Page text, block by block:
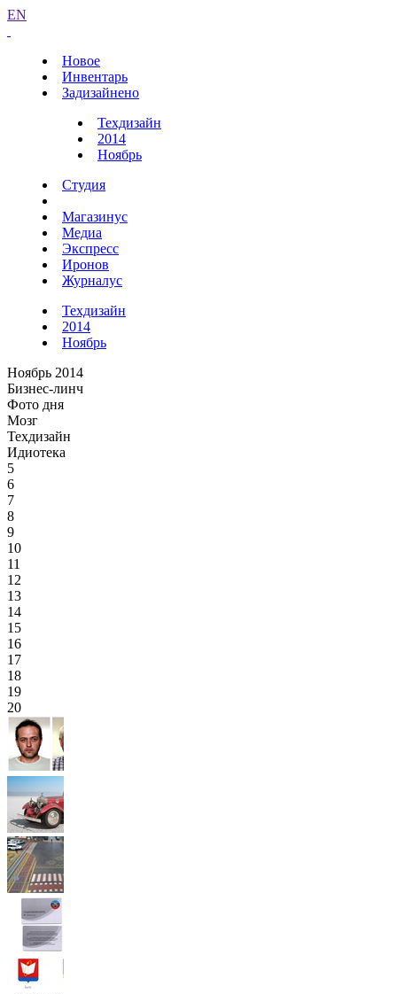
EN
Новое
Инвентарь
Задизайнено
Техдизайн
2014
Ноябрь
Студия
Магазинус
Медиа
Экспресс
Иронов
Журналус
Техдизайн
2014
Ноябрь
Ноябрь 2014
Бизнес-линч
Фото дня
Мозг
Техдизайн
Идиотека
5
6
7
8
9
10
11
12
13
14
15
16
17
18
19
20